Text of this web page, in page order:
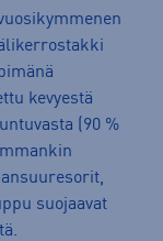
kevyestä
(90 %
suojaavat